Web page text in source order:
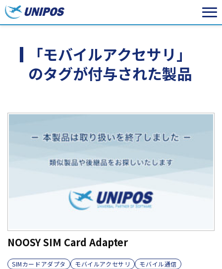
「モバイルアクセサリ」
のタグが付与された製品
NOOSY SIM Card Adapter
SIMカードアダプタ モバイルアクセサリ モバイル通信